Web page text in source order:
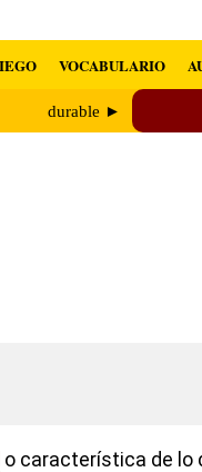
VOCABULARIO
durable ►
o característica de lo